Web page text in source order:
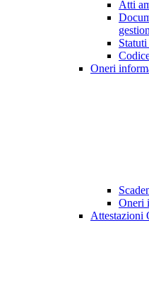
Atti
Oneri
Oneri
Attestazioni